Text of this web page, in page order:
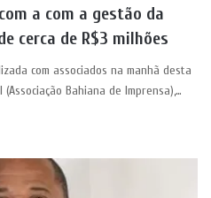
a com a gestão da
cerca de R$3 milhões
com associados na manhã desta
Bahiana de Imprensa),…